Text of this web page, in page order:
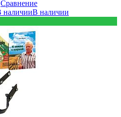
Сравнение
В наличии